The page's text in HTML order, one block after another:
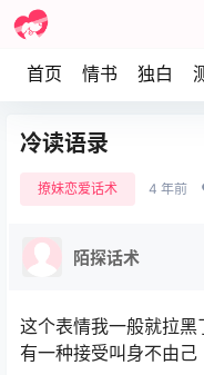
首页 情书 独白
冷读语录
撩妹恋爱话术 4 年前
陌探话术
这个表情我一般就拉黑
有一种接受叫身不由己